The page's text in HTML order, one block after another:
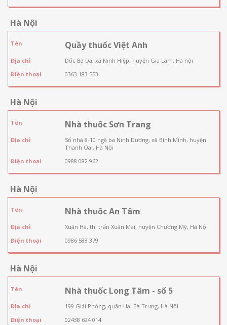
Hà Nội
Tên Quầy thuốc Việt Anh
Địa chỉ
Dốc Bà Da, xã Ninh Hiệp, huyện Gia Lâm, Hà nội
Điện thoại
0363 183 553
Hà Nội
Tên Nhà thuốc Sơn Trang
Địa chỉ
Số nhà 8-10 ngã ba Ninh Dương, xã Bình Minh, huyện
Thanh Oai, Hà Nội
Điện thoại
0988 082 962
Hà Nội
Tên Nhà thuốc An Tâm
Địa chỉ
Xuân Hà, thị trấn Xuân Mai, huyện Chương Mỹ, Hà Nội
Điện thoại
0986 588 379
Hà Nội
Tên Nhà thuốc Long Tâm - số 5
Địa chỉ
199 Giải Phóng, quận Hai Bà Trưng, Hà Nội
Điện thoại
02438 694 014